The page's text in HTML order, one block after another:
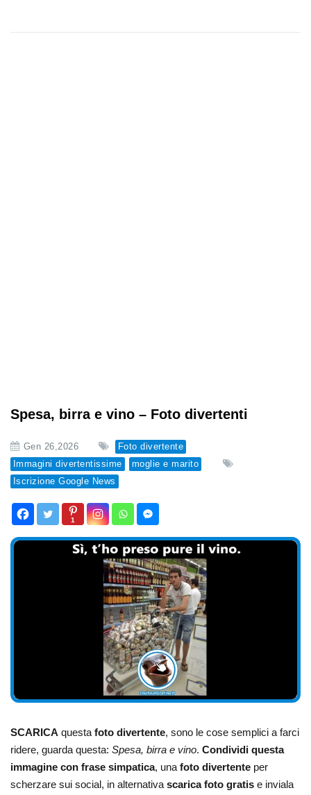
Spesa, birra e vino – Foto divertenti
Gen 26,2026
Foto divertente
Immagini divertentissime
moglie e marito
Iscrizione Google News
1
SCARICA questa foto divertente, sono le cose semplici a farci
ridere, guarda questa: Spesa, birra e vino. Condividi questa
immagine con frase simpatica, una foto divertente per
scherzare sui social, in alternativa scarica foto gratis e inviala